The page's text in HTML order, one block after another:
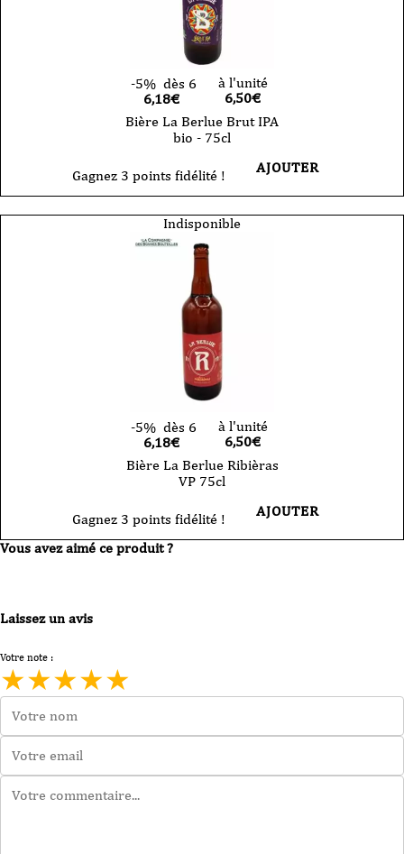
-5% dès 6
6,18€
à l'unité
6,50€
Bière La Berlue Brut IPA
bio - 75cl
Gagnez 3 points fidélité ! AJOUTER
Indisponible
-5% dès 6
6,18€
à l'unité
6,50€
Bière La Berlue Ribièras
VP 75cl
Gagnez 3 points fidélité ! AJOUTER
Vous avez aimé ce produit ?
Laissez un avis
Votre note :
★★★★★